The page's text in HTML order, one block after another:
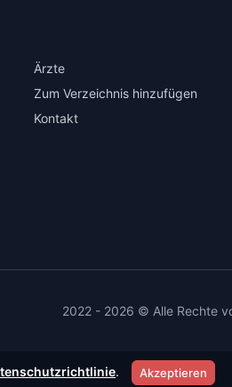
Ärzte
Zum Verzeichnis hinzufügen
Kontakt
2022 - 2026 © Alle Rechte
. Akzeptieren